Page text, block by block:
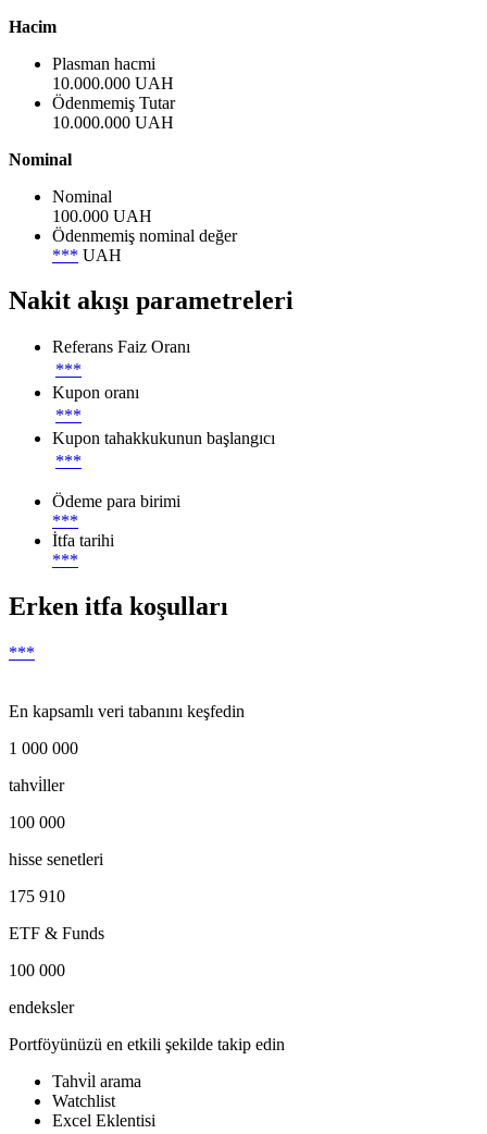
Hacim
Plasman hacmi
10.000.000 UAH
Ödenmemiş Tutar
10.000.000 UAH
Nominal
Nominal
100.000 UAH
Ödenmemiş nominal değer
*** UAH
Nakit akışı parametreleri
Referans Faiz Oranı
***
Kupon oranı
***
Kupon tahakkukunun başlangıcı
***
Ödeme para birimi
***
İtfa tarihi
***
Erken itfa koşulları
***
En kapsamlı veri tabanını keşfedin
1 000 000
tahvi̇ller
100 000
hisse senetleri
175 910
ETF & Funds
100 000
endeksler
Portföyünüzü en etkili şekilde takip edin
Tahvi̇l arama
Watchlist
Excel Eklentisi